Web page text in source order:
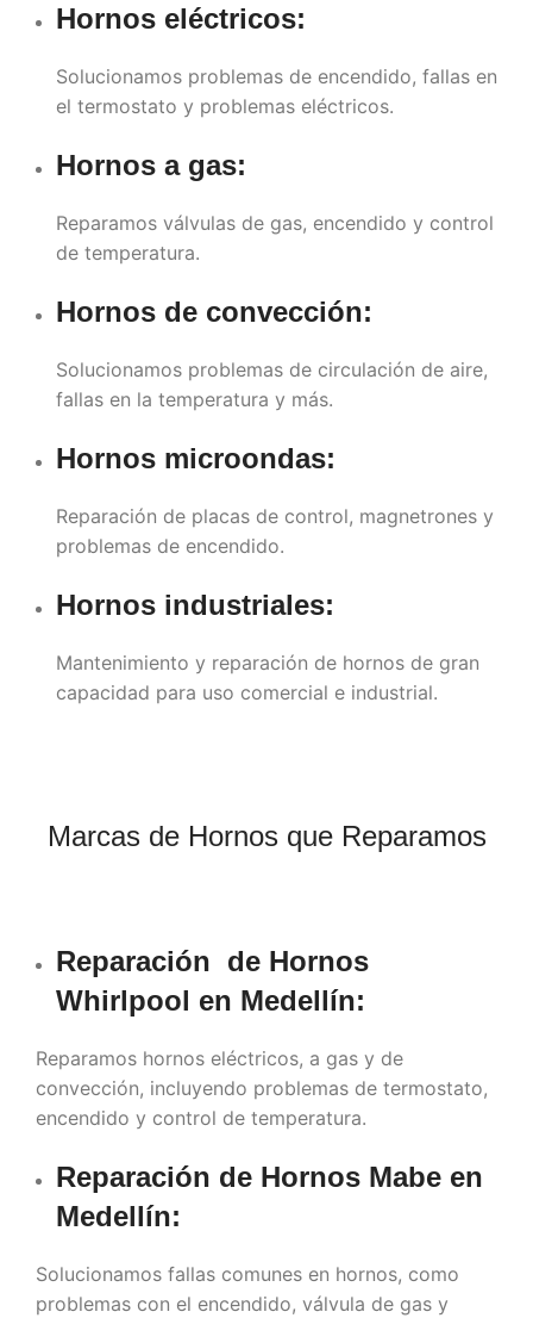
Hornos eléctricos:
Solucionamos problemas de encendido, fallas en
el termostato y problemas eléctricos.
Hornos a gas:
Reparamos válvulas de gas, encendido y control
de temperatura.
Hornos de convección:
Solucionamos problemas de circulación de aire,
fallas en la temperatura y más.
Hornos microondas:
Reparación de placas de control, magnetrones y
problemas de encendido.
Hornos industriales:
Mantenimiento y reparación de hornos de gran
capacidad para uso comercial e industrial.
Marcas de Hornos que Reparamos
Reparación de Hornos
Whirlpool en Medellín:
Reparamos hornos eléctricos, a gas y de
convección, incluyendo problemas de termostato,
encendido y control de temperatura.
Reparación de Hornos Mabe en
Medellín:
Solucionamos fallas comunes en hornos, como
problemas con el encendido, válvula de gas y